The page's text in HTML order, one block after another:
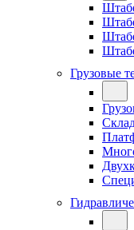
Грузовые